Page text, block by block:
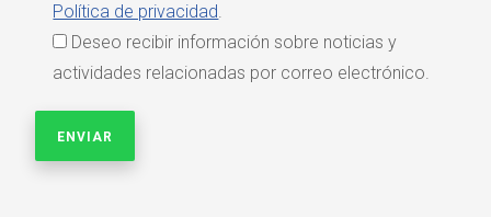
Política de privacidad.
Deseo recibir información sobre noticias y
actividades relacionadas por correo electrónico.